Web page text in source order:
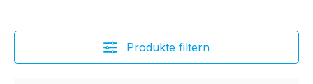
Produkte filtern